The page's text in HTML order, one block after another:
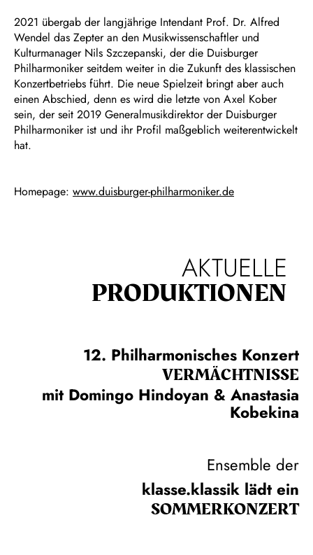
2021 übergab der langjährige Intendant Prof. Dr. Alfred
Wendel das Zepter an den Musikwissenschaftler und
Kulturmanager Nils Szczepanski, der die Duisburger
Philharmoniker seitdem weiter in die Zukunft des klassischen
Konzertbetriebs führt. Die neue Spielzeit bringt aber auch
einen Abschied, denn es wird die letzte von Axel Kober
sein, der seit 2019 Generalmusikdirektor der Duisburger
Philharmoniker ist und ihr Profil maßgeblich weiterentwickelt
hat.
Homepage: www.duisburger-philharmoniker.de
AKTUELLE
PRODUKTIONEN
12. Philharmonisches Konzert
VERMÄCHTNISSE
mit Domingo Hindoyan & Anastasia
Kobekina
Ensemble der
klasse.klassik lädt ein
SOMMER­KONZERT